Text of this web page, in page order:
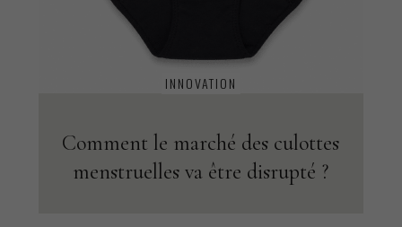
INNOVATION
Comment le marché des culottes
menstruelles va être disrupté ?